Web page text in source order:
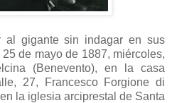
al gigante sin indagar en sus
de mayo de 1887, miércoles,
(Benevento), en la casa
27, Francesco Forgione di
la iglesia arciprestal de Santa